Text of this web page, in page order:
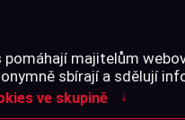
majitelům
sbírají a sdělují
ve skupině ↓